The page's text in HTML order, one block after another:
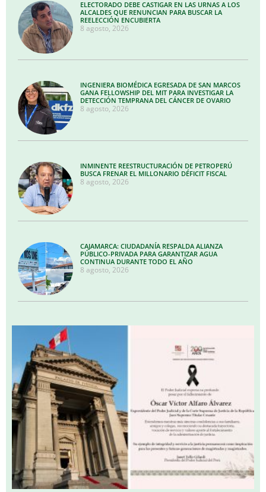
ELECTORADO DEBE CASTIGAR EN LAS URNAS A LOS
ALCALDES QUE RENUNCIAN PARA BUSCAR LA
REELECCIÓN ENCUBIERTA
8 agosto, 2026
INGENIERA BIOMÉDICA EGRESADA DE SAN MARCOS
GANA FELLOWSHIP DEL MIT PARA INVESTIGAR LA
DETECCIÓN TEMPRANA DEL CÁNCER DE OVARIO
8 agosto, 2026
INMINENTE REESTRUCTURACIÓN DE PETROPERÚ
BUSCA FRENAR EL MILLONARIO DÉFICIT FISCAL
8 agosto, 2026
CAJAMARCA: CIUDADANÍA RESPALDA ALIANZA
PÚBLICO-PRIVADA PARA GARANTIZAR AGUA
CONTINUA DURANTE TODO EL AÑO
8 agosto, 2026